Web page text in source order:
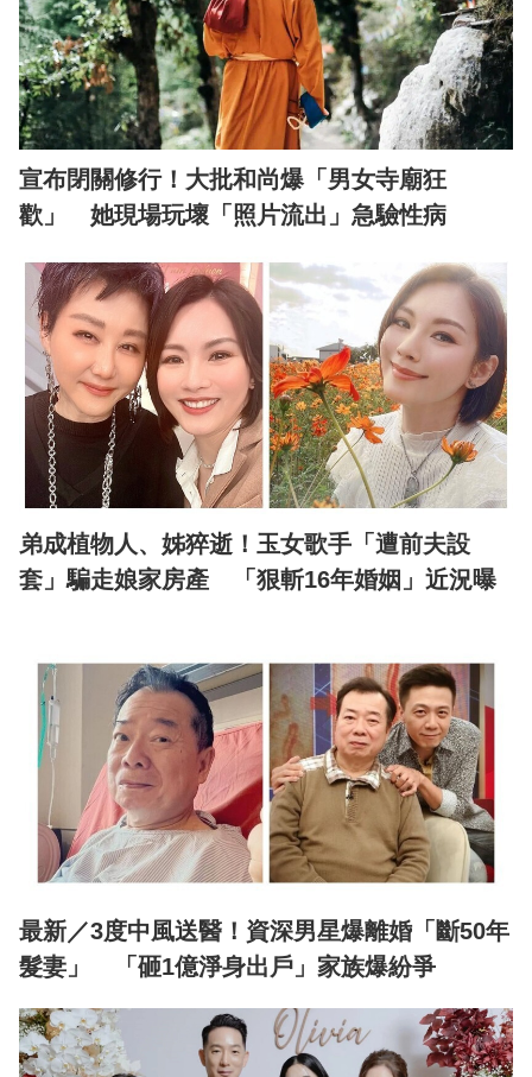
宣布閉關修行！大批和尚爆「男女寺廟狂
歡」 她現場玩壞「照片流出」急驗性病
弟成植物人、姊猝逝！玉女歌手「遭前夫設
套」騙走娘家房產 「狠斬16年婚姻」近況曝
最新／3度中風送醫！資深男星爆離婚「斷50年
髮妻」 「砸1億淨身出戶」家族爆紛爭